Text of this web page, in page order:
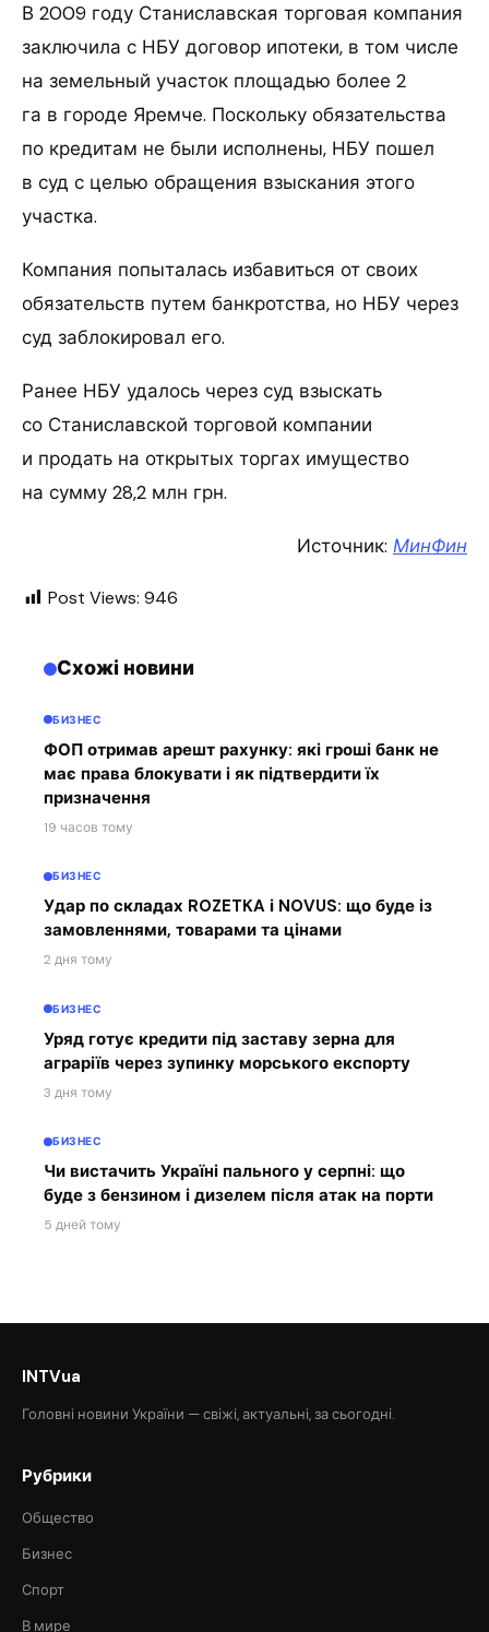
В 2009 году Станиславская торговая компания
заключила с НБУ договор ипотеки, в том числе
на земельный участок площадью более 2
га в городе Яремче. Поскольку обязательства
по кредитам не были исполнены, НБУ пошел
в суд с целью обращения взыскания этого
участка.
Компания попыталась избавиться от своих
обязательств путем банкротства, но НБУ через
суд заблокировал его.
Ранее НБУ удалось через суд взыскать
со Станиславской торговой компании
и продать на открытых торгах имущество
на сумму 28,2 млн грн.
Источник: МинФин
Post Views: 946
Схожі новини
БИЗНЕС
ФОП отримав арешт рахунку: які гроші банк не
має права блокувати і як підтвердити їх
призначення
19 часов тому
БИЗНЕС
Удар по складах ROZETKA і NOVUS: що буде із
замовленнями, товарами та цінами
2 дня тому
БИЗНЕС
Уряд готує кредити під заставу зерна для
аграріїв через зупинку морського експорту
3 дня тому
БИЗНЕС
Чи вистачить Україні пального у серпні: що
буде з бензином і дизелем після атак на порти
5 дней тому
INTVua
Головні новини України — свіжі, актуальні, за сьогодні.
Рубрики
Общество
Бизнес
Спорт
В мире